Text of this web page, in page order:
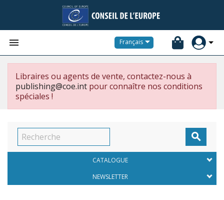
 Français
Libraires ou agents de vente, contactez-nous à
publishing@coe.int pour connaître nos conditions
spéciales !

CATALOGUE
NEWSLETTER